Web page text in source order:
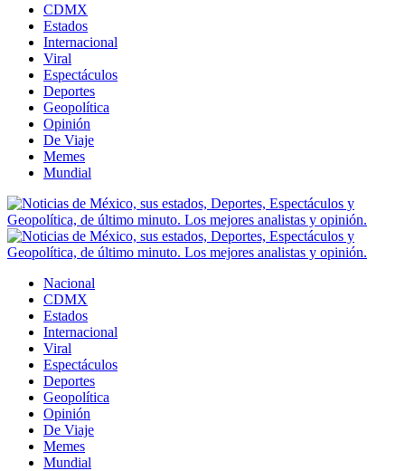
CDMX
Estados
Internacional
Viral
Espectáculos
Deportes
Geopolítica
Opinión
De Viaje
Memes
Mundial
Nacional
CDMX
Estados
Internacional
Viral
Espectáculos
Deportes
Geopolítica
Opinión
De Viaje
Memes
Mundial